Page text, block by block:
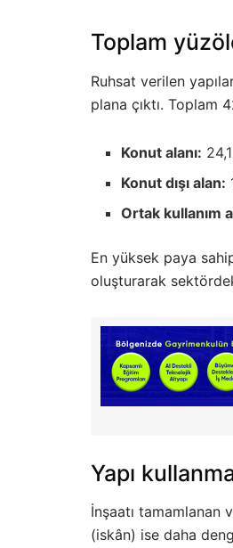
Toplam
Ruhsat verilen
plana çıktı. Toplam
Konut alanı:
Konut dışı alan:
Ortak kullanım
En yüksek paya
oluşturarak
Yapı
İnşaatı tamamlanan
(iskân) ise daha